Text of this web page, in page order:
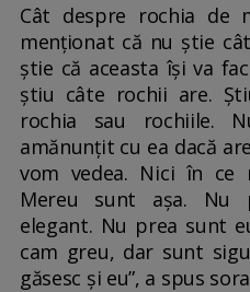
Cât despre rochia de
menționat că nu știe
știe că aceasta își va
știu câte rochii are.
rochia sau rochiile.
amănunțit cu ea dacă
vom vedea. Nici în
Mereu sunt așa. Nu
elegant. Nu prea sunt
cam greu, dar sunt
găsesc și eu”, a spus